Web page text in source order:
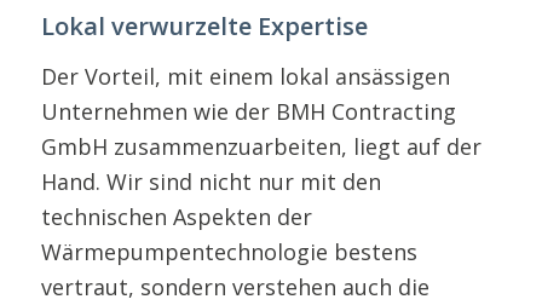
Lokal verwurzelte Expertise
Der Vorteil, mit einem lokal ansässigen
Unternehmen wie der BMH Contracting
GmbH zusammenzuarbeiten, liegt auf der
Hand. Wir sind nicht nur mit den
technischen Aspekten der
Wärmepumpentechnologie bestens
vertraut, sondern verstehen auch die